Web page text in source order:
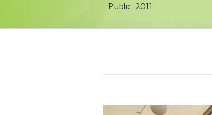
Public 2011